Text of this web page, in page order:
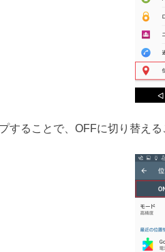
することで、OFFに切り替え